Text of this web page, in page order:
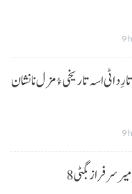
9
رِد اٹی اسہ تاریخی ءُ مزل نا نشان
9
بگٹی